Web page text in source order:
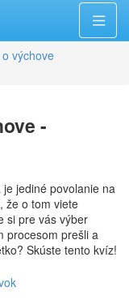
výchove
-
jediné povolanie na
že o tom viete
si pre vás výber
procesom prešli a
Skúste tento kvíz!